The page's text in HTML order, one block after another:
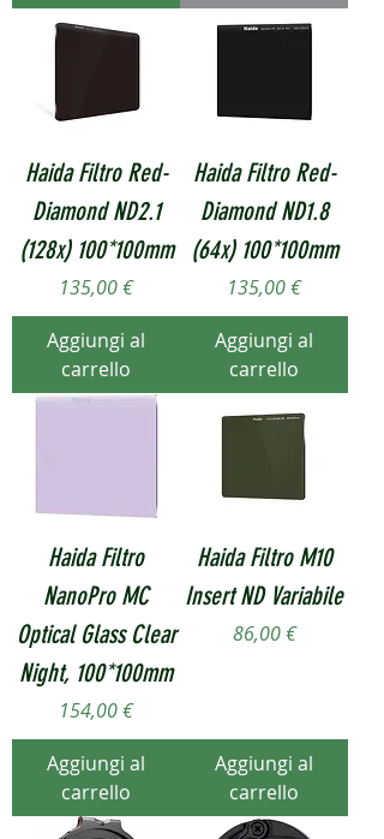
Haida Filtro Red-
Diamond ND2.1
(128x) 100*100mm
Prezzo
135,00 €
Aggiungi al
carrello
Haida Filtro Red-
Diamond ND1.8
(64x) 100*100mm
Prezzo
135,00 €
Aggiungi al
carrello
Haida Filtro
NanoPro MC
Optical Glass Clear
Night, 100*100mm
Prezzo
154,00 €
Aggiungi al
carrello
Haida Filtro M10
Insert ND Variabile
Prezzo
86,00 €
Aggiungi al
carrello